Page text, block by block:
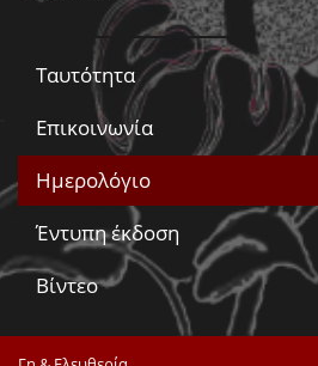
Ταυτότητα
Επικοινωνία
Ημερολόγιο
Έντυπη έκδοση
Βίντεο